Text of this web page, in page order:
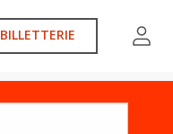
BILLETTERIE